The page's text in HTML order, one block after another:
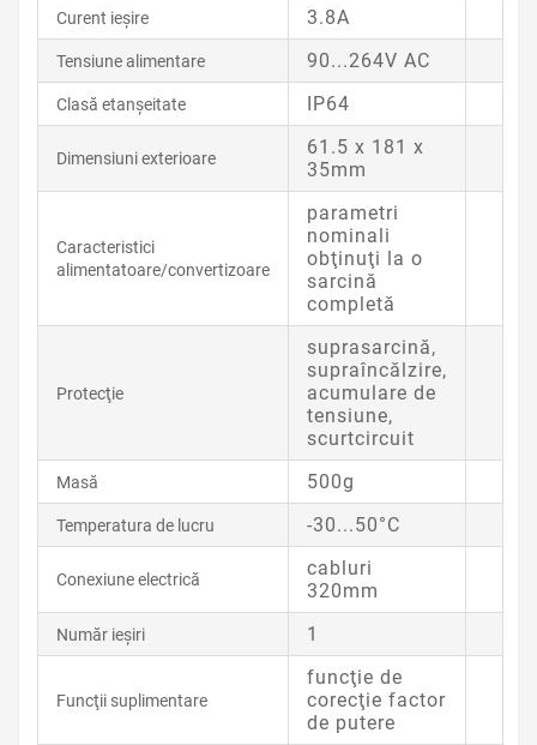
Curent ieşire 3.8A
Tensiune alimentare 90...264V AC
Clasă etanşeitate IP64
Dimensiuni exterioare
61.5 x 181 x
35mm
Caracteristici
alimentatoare/convertizoare
parametri
nominali
obţinuţi la o
sarcină
completă
Protecţie
suprasarcină,
supraîncălzire,
acumulare de
tensiune,
scurtcircuit
Masă 500g
Temperatura de lucru -30...50°C
Conexiune electrică
cabluri
320mm
Număr ieşiri 1
Funcţii suplimentare
funcţie de
corecţie factor
de putere